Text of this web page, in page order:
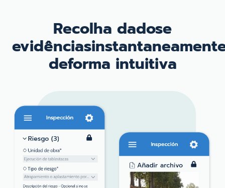
Recolha dadose
evidências
deforma intuitiva